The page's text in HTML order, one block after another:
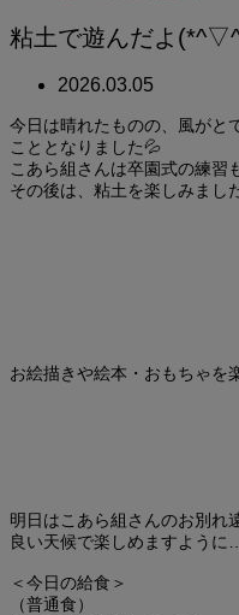
粘土で遊んだよ
2026.03.05
今日は晴れたものの、風がと
こととなりました💦
こあら組さんは卒園式の練習
その後は、粘土を楽しみまし
お絵描きや絵本・おもちゃ
明日はこあら組さんのお別れ
良い天候で楽しめますよう
＜今日の給食＞
（普通食）